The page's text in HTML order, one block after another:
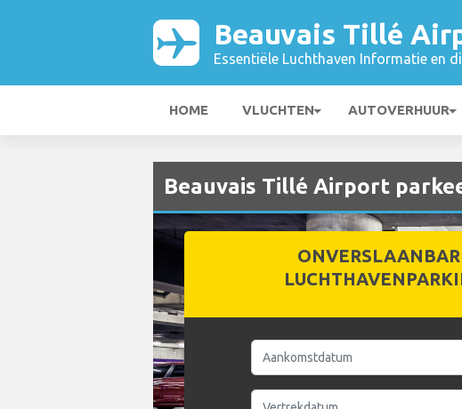
Beauvais Tillé
Essentiële Luchthaven Informatie en
HOME VLUCHTEN AUTOVERHUUR
Beauvais Tillé Airport